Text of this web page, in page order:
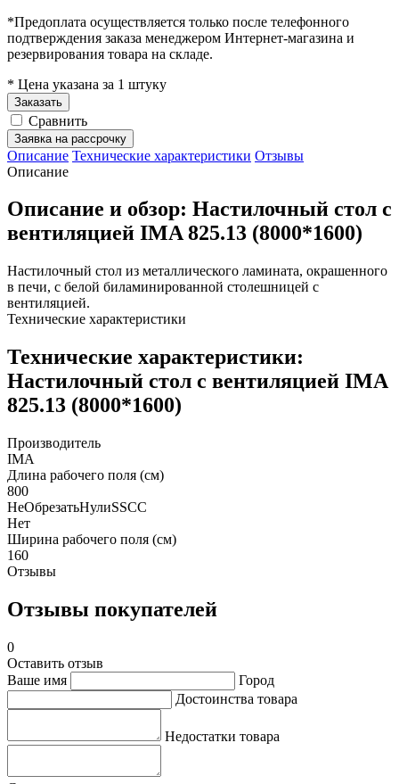
*Предоплата осуществляется только после телефонного
подтверждения заказа менеджером Интернет-магазина и
резервирования товара на складе.
* Цена указана за 1 штуку
Заказать
Сравнить
Заявка на рассрочку
Описание Технические характеристики Отзывы
Описание
Описание и обзор: Настилочный стол с
вентиляцией IMA 825.13 (8000*1600)
Настилочный стол из металлического ламината, окрашенного
в печи, с белой биламинированной столешницей с
вентиляцией.
Технические характеристики
Технические характеристики:
Настилочный стол с вентиляцией IMA
825.13 (8000*1600)
Производитель
IMA
Длина рабочего поля (см)
800
НеОбрезатьНулиSSCC
Нет
Ширина рабочего поля (см)
160
Отзывы
Отзывы покупателей
0
Оставить отзыв
Ваше имя
Город
Достоинства товара
Недостатки товара